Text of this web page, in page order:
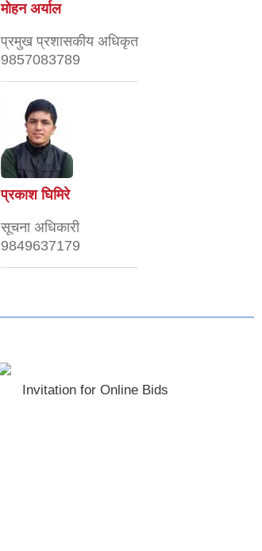
मोहन अर्याल
प्रमुख प्रशासकीय अधिकृत
9857083789
प्रकाश घिमिरे
सूचना अधिकारी
9849637179